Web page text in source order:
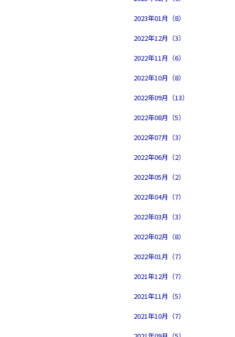
2023年01月（8）
2022年12月（3）
2022年11月（6）
2022年10月（8）
2022年09月（13）
2022年08月（5）
2022年07月（3）
2022年06月（2）
2022年05月（2）
2022年04月（7）
2022年03月（3）
2022年02月（8）
2022年01月（7）
2021年12月（7）
2021年11月（5）
2021年10月（7）